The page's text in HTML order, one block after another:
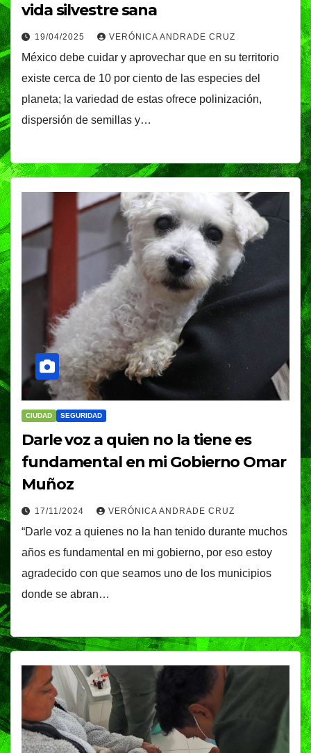
vida silvestre sana
19/04/2025 VERÓNICA ANDRADE CRUZ
México debe cuidar y aprovechar que en su territorio
existe cerca de 10 por ciento de las especies del
planeta; la variedad de estas ofrece polinización,
dispersión de semillas y…
CIUDAD SEGURIDAD
Darle voz a quien no la tiene es
fundamental en mi Gobierno Omar
Muñoz
17/11/2024 VERÓNICA ANDRADE CRUZ
“Darle voz a quienes no la han tenido durante muchos
años es fundamental en mi gobierno, por eso estoy
agradecido con que seamos uno de los municipios
donde se abran…